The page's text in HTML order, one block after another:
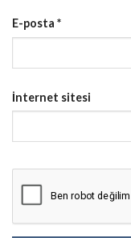
E-posta *
İnternet sitesi